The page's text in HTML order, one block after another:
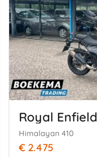
Royal Enfield
Himalayan 410
€ 2.475